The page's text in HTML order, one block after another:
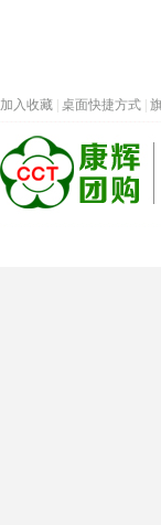
加入收藏 桌面快捷方式